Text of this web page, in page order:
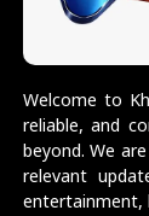
Welcome to
reliable, and
beyond. We
relevant
entertainment,